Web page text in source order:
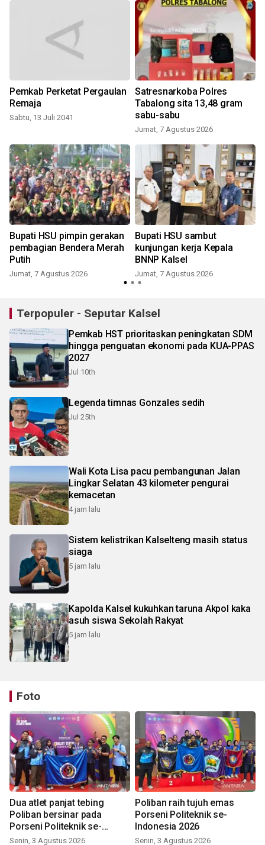
Pemkab Perketat Pergaulan
Remaja
Sabtu, 13 Juli 2041
Satresnarkoba Polres
Tabalong sita 13,48 gram
sabu-sabu
Jumat, 7 Agustus 2026
Bupati HSU pimpin gerakan
pembagian Bendera Merah
Putih
Jumat, 7 Agustus 2026
Bupati HSU sambut
kunjungan kerja Kepala
BNNP Kalsel
Jumat, 7 Agustus 2026
Terpopuler - Seputar Kalsel
Pemkab HST prioritaskan peningkatan SDM
hingga penguatan ekonomi pada KUA-PPAS
2027
Jul 10th
Legenda timnas Gonzales sedih
Jul 25th
Wali Kota Lisa pacu pembangunan Jalan
Lingkar Selatan 43 kilometer pengurai
kemacetan
4 jam lalu
Sistem kelistrikan Kalselteng masih status
siaga
5 jam lalu
Kapolda Kalsel kukuhkan taruna Akpol kaka
asuh siswa Sekolah Rakyat
5 jam lalu
Foto
Dua atlet panjat tebing
Poliban bersinar pada
Porseni Politeknik se-
Indonesia 2026
Senin, 3 Agustus 2026
Poliban raih tujuh emas
Porseni Politeknik se-
Indonesia 2026
Senin, 3 Agustus 2026